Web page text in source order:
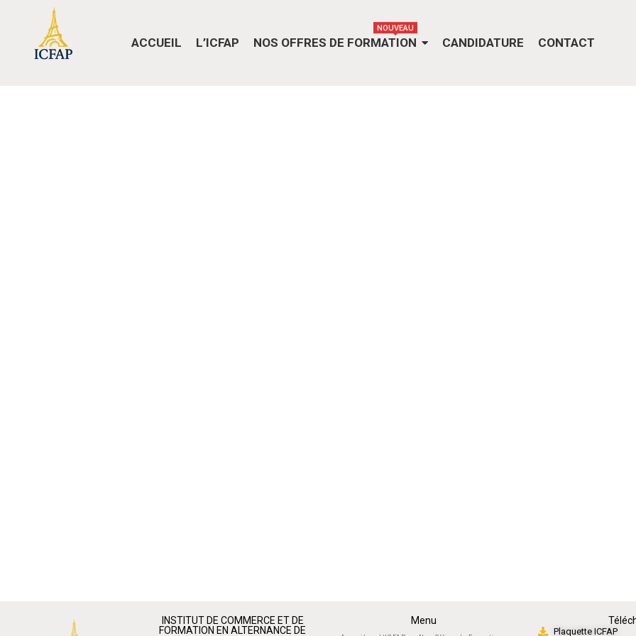
ACCUEIL L’ICFAP NOS OFFRES DE FORMATION
NOUVEAU
CANDIDATURE CONTACT
INSTITUT DE COMMERCE ET DE
FORMATION EN ALTERNANCE DE
Menu
Plaquette ICFAP